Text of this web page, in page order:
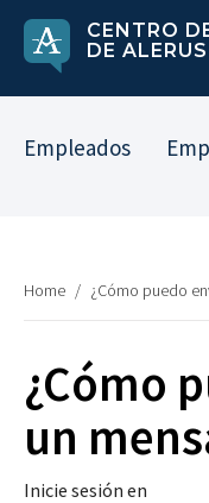
CENTRO
DE ALERUS
Empleados
Home / ¿Cómo puedo
¿Cómo
un
Inicie sesión en